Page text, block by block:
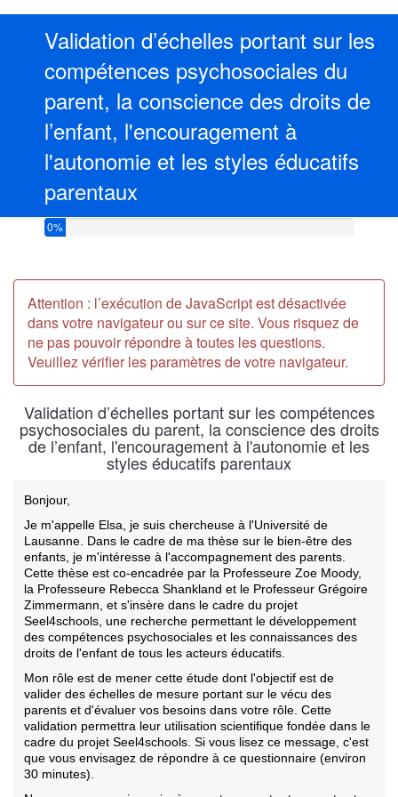
Validation d’échelles portant sur les
compétences psychosociales du
parent, la conscience des droits de
l’enfant, l'encouragement à
l'autonomie et les styles éducatifs
parentaux
Vous avez complété 0% de ce questionnaire.
0%
Attention : l’exécution de JavaScript est désactivée
dans votre navigateur ou sur ce site. Vous risquez de
ne pas pouvoir répondre à toutes les questions.
Veuillez vérifier les paramètres de votre navigateur.
Validation d’échelles portant sur les compétences
psychosociales du parent, la conscience des droits
de l’enfant, l'encouragement à l'autonomie et les
styles éducatifs parentaux
Bonjour,
Je m'appelle Elsa, je suis chercheuse à l'Université de
Lausanne. Dans le cadre de ma thèse sur le bien-être des
enfants, je m'intéresse à l'accompagnement des parents.
Cette thèse est co-encadrée par la Professeure Zoe Moody,
la Professeure Rebecca Shankland et le Professeur Grégoire
Zimmermann, et s'insère dans le cadre du projet
Seel4schools, une recherche permettant le développement
des compétences psychosociales et les connaissances des
droits de l'enfant de tous les acteurs éducatifs.
Mon rôle est de mener cette étude dont l'objectif est de
valider des échelles de mesure portant sur le vécu des
parents et d'évaluer vos besoins dans votre rôle. Cette
validation permettra leur utilisation scientifique fondée dans le
cadre du projet Seel4schools. Si vous lisez ce message, c'est
que vous envisagez de répondre à ce questionnaire (environ
30 minutes).